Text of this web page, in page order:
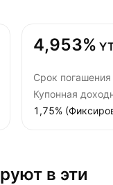
4,953%
Срок погашения
Купонная
1,75%
в эти